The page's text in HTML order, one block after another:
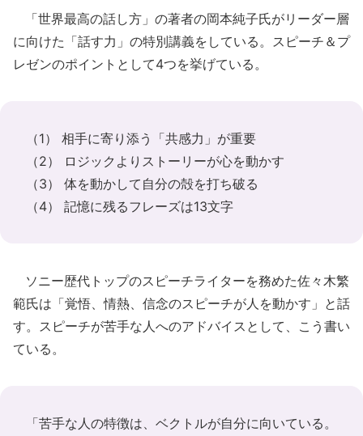
「世界最高の話し方」の著者の岡本純子氏がリーダー層
に向けた「話す力」の特別講義をしている。スピーチ＆プ
レゼンのポイントとして4つを挙げている。
（1） 相手に寄り添う「共感力」が重要
（2） ロジックよりストーリーが心を動かす
（3） 体を動かして自分の殻を打ち破る
（4） 記憶に残るフレーズは13文字
ソニー歴代トップのスピーチライターを務めた佐々木繁
範氏は「覚悟、情熱、信念のスピーチが人を動かす」と話
す。スピーチが苦手な人へのアドバイスとして、こう書い
ている。
「苦手な人の特徴は、ベクトルが自分に向いている。